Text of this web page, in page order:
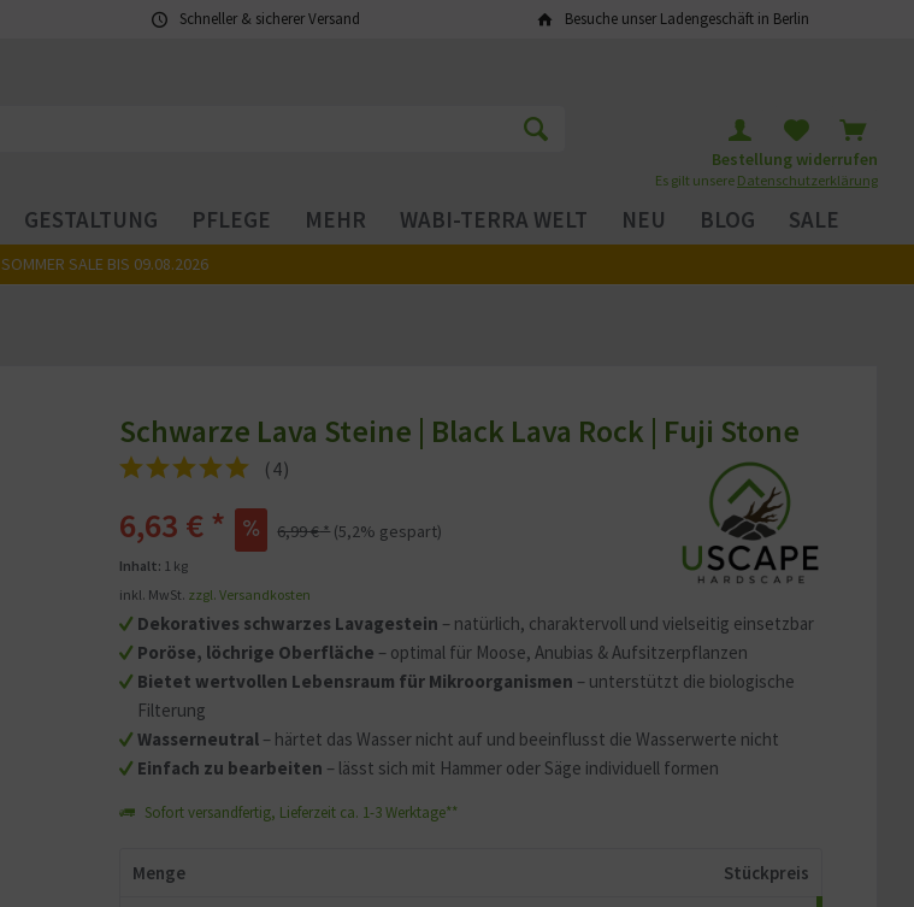
Schneller & sicherer Versand Besuche unser Ladengeschäft in Berlin
Bestellung widerrufen
Es gilt unsere Datenschutzerklärung
GESTALTUNG PFLEGE MEHR WABI-TERRA WELT NEU BLOG SALE
SOMMER SALE BIS 09.08.2026
Mit dem Aufruf des Videos erklären
Sie sich einverstanden, dass Ihre Daten an YouTube
übermittelt werden und dass Sie dieDatenschutzerklärung
gelesen haben.
Schwarze Lava Steine | Black Lava Rock | Fuji Stone
(4)
Dekoratives schwarzes Lavagestein – natürlich, charaktervoll und vielseitig einsetzbar
Poröse, löchrige Oberfläche – optimal für Moose, Anubias & Aufsitzerpflanzen
Bietet wertvollen Lebensraum für Mikroorganismen – unterstützt die biologische
Filterung
Wasserneutral – härtet das Wasser nicht auf und beeinflusst die Wasserwerte nicht
Einfach zu bearbeiten – lässt sich mit Hammer oder Säge individuell formen
6,63 €* 6,99 €* (5,2% gespart)
Inhalt: 1 kg
inkl. MwSt. zzgl. Versandkosten
Sofort versandfertig, Lieferzeit ca. 1-3 Werktage**
Menge Stückpreis